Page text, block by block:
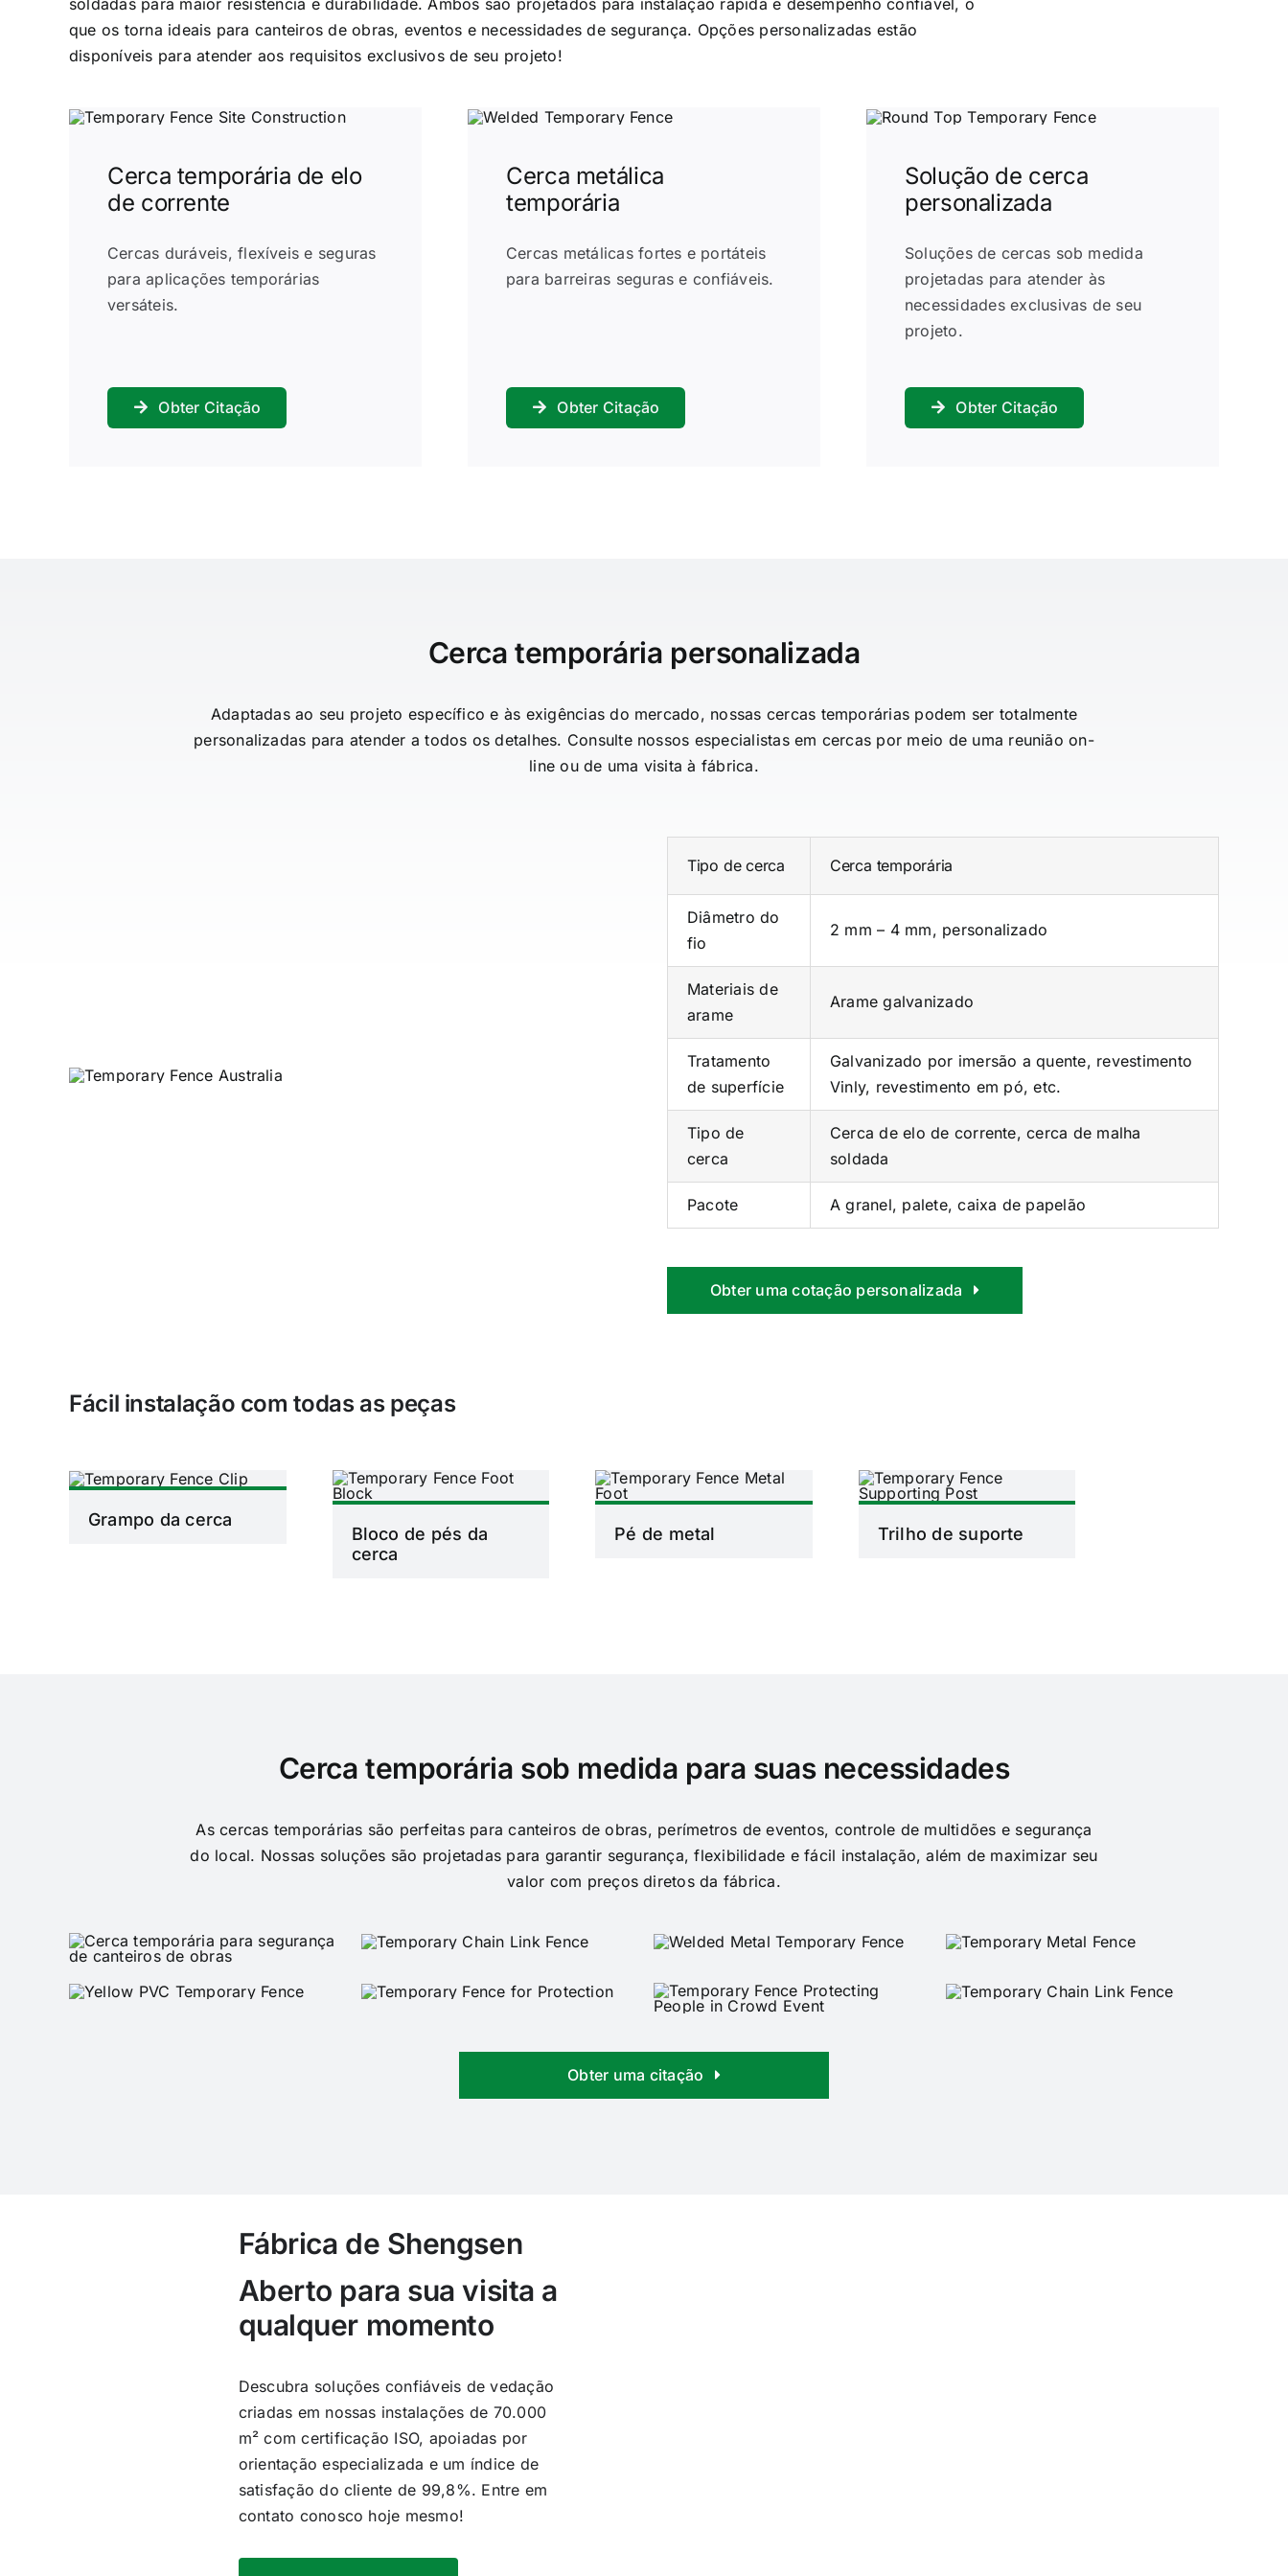
que os torna ideais para canteiros de obras, eventos e necessidades de segurança. Opções personalizadas estão
disponíveis para atender aos requisitos exclusivos de seu projeto!
Cerca temporária de elo
de corrente
Cercas duráveis, flexíveis e seguras
para aplicações temporárias
versáteis.
Obter Citação
Cerca metálica
temporária
Cercas metálicas fortes e portáteis
para barreiras seguras e confiáveis.
Obter Citação
Solução de cerca
personalizada
Soluções de cercas sob medida
projetadas para atender às
necessidades exclusivas de seu
projeto.
Obter Citação
Cerca temporária personalizada
Adaptadas ao seu projeto específico e às exigências do mercado, nossas cercas temporárias podem ser totalmente
personalizadas para atender a todos os detalhes. Consulte nossos especialistas em cercas por meio de uma reunião on-
line ou de uma visita à fábrica.
Tipo de cerca Cerca temporária
Diâmetro do
fio
2 mm – 4 mm, personalizado
Materiais de
arame
Arame galvanizado
Tratamento
de superfície
Galvanizado por imersão a quente, revestimento
Vinly, revestimento em pó, etc.
Tipo de
cerca
Cerca de elo de corrente, cerca de malha
soldada
Pacote A granel, palete, caixa de papelão
Obter uma cotação personalizada
Fácil instalação com todas as peças
Grampo da cerca
Bloco de pés da
cerca
Pé de metal Trilho de suporte
Cerca temporária sob medida para suas necessidades
As cercas temporárias são perfeitas para canteiros de obras, perímetros de eventos, controle de multidões e segurança
do local. Nossas soluções são projetadas para garantir segurança, flexibilidade e fácil instalação, além de maximizar seu
valor com preços diretos da fábrica.
Obter uma citação
Fábrica de Shengsen
Aberto para sua visita a
qualquer momento
Descubra soluções confiáveis de vedação
criadas em nossas instalações de 70.000
m² com certificação ISO, apoiadas por
orientação especializada e um índice de
satisfação do cliente de 99,8%. Entre em
contato conosco hoje mesmo!